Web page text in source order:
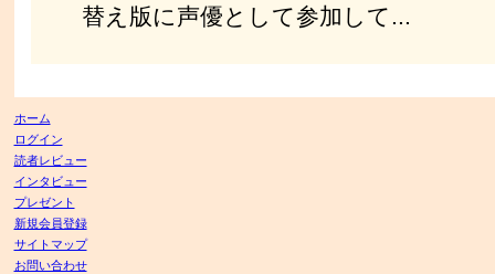
替え版に声優として参加して...
ホーム
ログイン
読者レビュー
インタビュー
プレゼント
新規会員登録
サイトマップ
お問い合わせ